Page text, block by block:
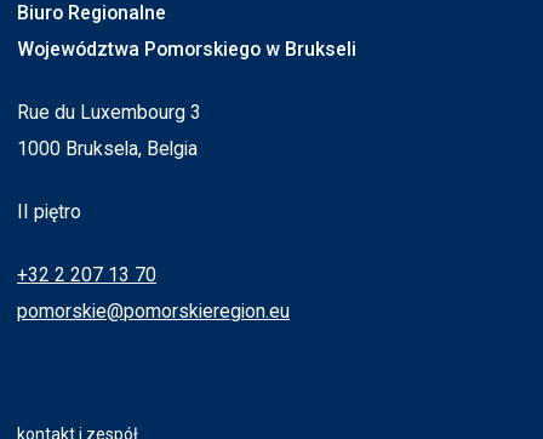
Biuro Regionalne
Województwa Pomorskiego w Brukseli
Rue du Luxembourg 3
1000 Bruksela, Belgia
II piętro
+32 2 207 13 70
pomorskie@pomorskieregion.eu
kontakt i zespół